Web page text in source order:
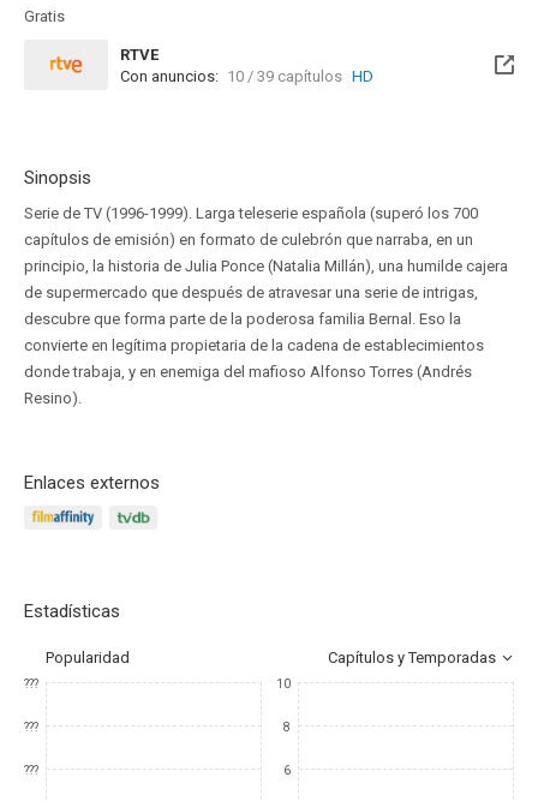
Gratis
RTVE
Con anuncios: 10 / 39 capítulos HD
Sinopsis
Serie de TV (1996-1999). Larga teleserie española (superó los 700
capítulos de emisión) en formato de culebrón que narraba, en un
principio, la historia de Julia Ponce (Natalia Millán), una humilde cajera
de supermercado que después de atravesar una serie de intrigas,
descubre que forma parte de la poderosa familia Bernal. Eso la
convierte en legítima propietaria de la cadena de establecimientos
donde trabaja, y en enemiga del mafioso Alfonso Torres (Andrés
Resino).
Enlaces externos
Estadísticas
Popularidad Capítulos y Temporadas
???
???
???
10
8
6